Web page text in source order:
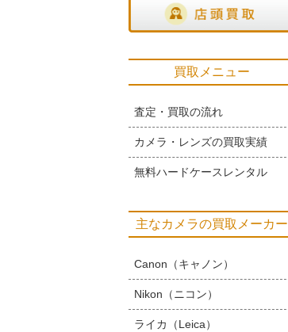
買取メニュー
査定・買取の流れ
カメラ・レンズの買取実績
無料ハードケースレンタル
主なカメラの買取メーカー
Canon（キャノン）
Nikon（ニコン）
ライカ（Leica）